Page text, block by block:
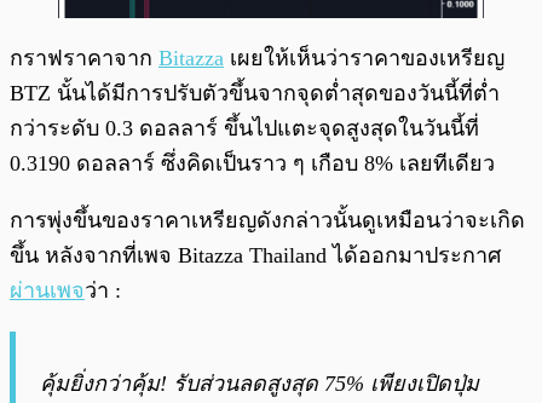
กราฟราคาจาก Bitazza เผยให้เห็นว่าราคาของเหรียญ
BTZ นั้นได้มีการปรับตัวขึ้นจากจุดต่ำสุดของวันนี้ที่ต่ำ
กว่าระดับ 0.3 ดอลลาร์ ขึ้นไปแตะจุดสูงสุดในวันนี้ที่
0.3190 ดอลลาร์ ซึ่งคิดเป็นราว ๆ เกือบ 8% เลยทีเดียว
การพุ่งขึ้นของราคาเหรียญดังกล่าวนั้นดูเหมือนว่าจะเกิด
ขึ้น หลังจากที่เพจ Bitazza Thailand ได้ออกมาประกาศ
ผ่านเพจว่า :
คุ้มยิ่งกว่าคุ้ม! รับส่วนลดสูงสุด 75% เพียงเปิดปุ่ม